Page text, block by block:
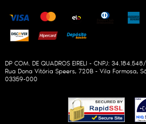
DP COM. DE QUADROS EIRELI - CNPJ:
Rua Dona Vitória Speers, 720B - Vila Formosa,
03359-000